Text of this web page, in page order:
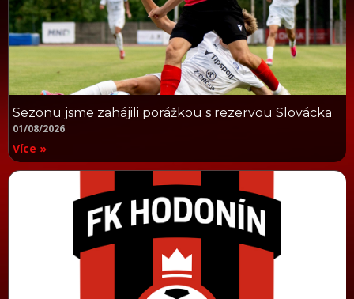
Sezonu jsme zahájili porážkou s rezervou Slovácka
01/08/2026
Více »